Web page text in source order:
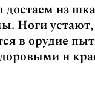
достаем из
Ноги
в орудие
и